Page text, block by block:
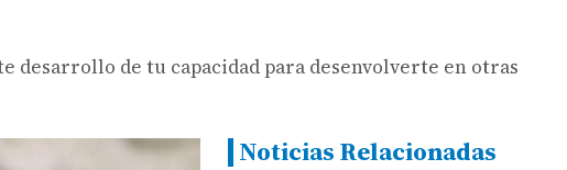
desarrollo de tu capacidad para desenvolverte en otras
Noticias Relacionadas